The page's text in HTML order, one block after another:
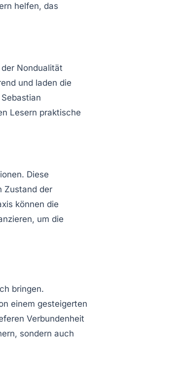
helfen, das
Nondualität
und laden die
Lesern praktische
Diese
Zustand der
können die
um die
bringen.
einem gesteigerten
Verbundenheit
sondern auch